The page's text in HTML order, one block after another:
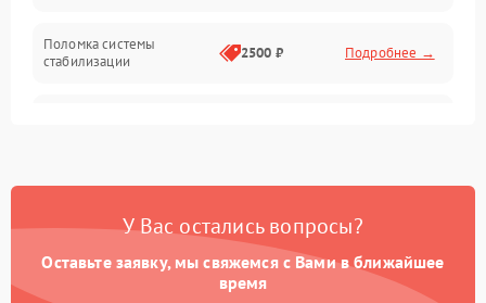
Поломка системы
стабилизации
2500 ₽ Подробнее →
Неисправность системы
Поломка системы GPS 2000 ₽ Подробнее →
У Вас остались вопросы?
Оставьте заявку, мы свяжемся с Вами в ближайшее
время